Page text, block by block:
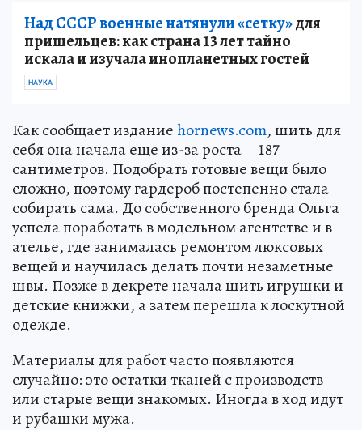
Над СССР военные натянули «сетку»для
пришельцев: как страна 13 лет тайно
искала и изучала инопланетных гостей
НАУКА
Как сообщает изданиеhornews.com, шить для
себя она начала еще из-за роста – 187
сантиметров. Подобрать готовые вещи было
сложно, поэтому гардероб постепенно стала
собирать сама. До собственного бренда Ольга
успела поработать в модельном агентстве и в
ателье, где занималась ремонтом люксовых
вещей и научилась делать почти незаметные
швы. Позже в декрете начала шить игрушки и
детские книжки, а затем перешла к лоскутной
одежде.
Материалы для работ часто появляются
случайно: это остатки тканей с производств
или старые вещи знакомых. Иногда в ход идут
и рубашки мужа.